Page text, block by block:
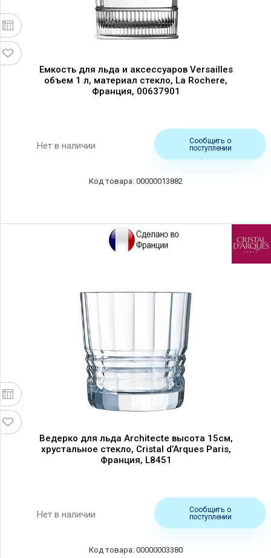
Емкость для льда и аксессуаров Versailles
объем 1 л, материал стекло, La Rochere,
Франция, 00637901
Нет в наличии
Сообщить о
поступлении
00000013882
Ведерко для льда Architecte высота 15см,
хрустальное стекло, Cristal d’Arques Paris,
Франция, L8451
Нет в наличии
Сообщить о
поступлении
00000003380